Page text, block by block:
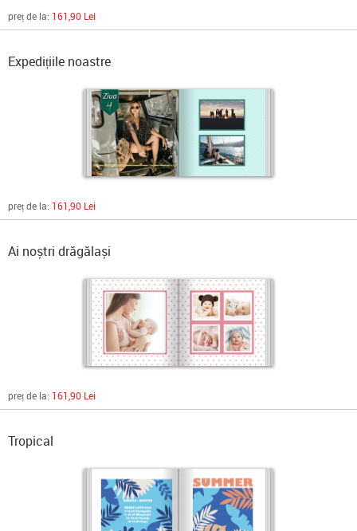
preț de la: 161,90 Lei
Expedițiile noastre
preț de la: 161,90 Lei
Ai noștri drăgălași
preț de la: 161,90 Lei
Tropical